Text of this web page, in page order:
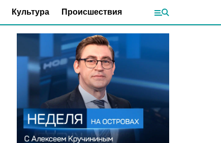
Культура Происшествия